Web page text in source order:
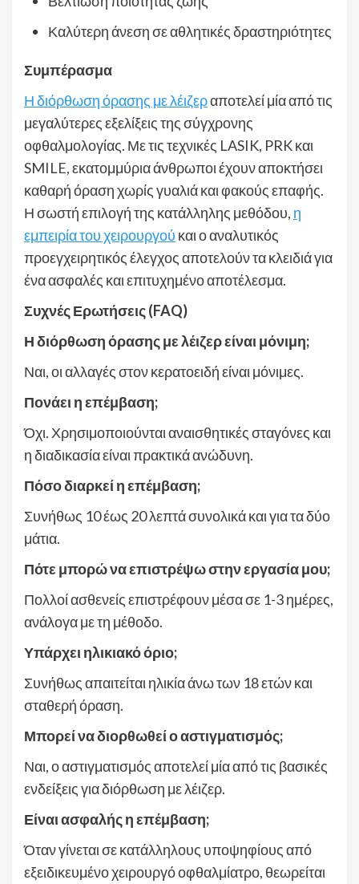
Καλύτερη άνεση σε αθλητικές δραστηριότητες
Συμπέρασμα
Η διόρθωση όρασης με λέιζεραποτελεί μία από τις
μεγαλύτερες εξελίξεις της σύγχρονης
οφθαλμολογίας. Με τις τεχνικές LASIK, PRK και
SMILE, εκατομμύρια άνθρωποι έχουν αποκτήσει
καθαρή όραση χωρίς γυαλιά και φακούς επαφής.
Η σωστή επιλογή της κατάλληλης μεθόδου, η
εμπειρία του χειρουργού και ο αναλυτικός
προεγχειρητικός έλεγχος αποτελούν τα κλειδιά για
ένα ασφαλές και επιτυχημένο αποτέλεσμα.
Συχνές Ερωτήσεις (FAQ)
Η διόρθωση όρασης με λέιζερ είναι μόνιμη;
Ναι, οι αλλαγές στον κερατοειδή είναι μόνιμες.
Πονάει η επέμβαση;
Όχι. Χρησιμοποιούνται αναισθητικές σταγόνες και
η διαδικασία είναι πρακτικά ανώδυνη.
Πόσο διαρκεί η επέμβαση;
Συνήθως 10 έως 20 λεπτά συνολικά και για τα δύο
μάτια.
Πότε μπορώ να επιστρέψω στην εργασία μου;
Πολλοί ασθενείς επιστρέφουν μέσα σε 1-3 ημέρες,
ανάλογα με τη μέθοδο.
Υπάρχει ηλικιακό όριο;
Συνήθως απαιτείται ηλικία άνω των 18 ετών και
σταθερή όραση.
Μπορεί να διορθωθεί ο αστιγματισμός;
Ναι, ο αστιγματισμός αποτελεί μία από τις βασικές
ενδείξεις για διόρθωση με λέιζερ.
Είναι ασφαλής η επέμβαση;
Όταν γίνεται σε κατάλληλους υποψηφίους από
εξειδικευμένο χειρουργό οφθαλμίατρο, θεωρείται